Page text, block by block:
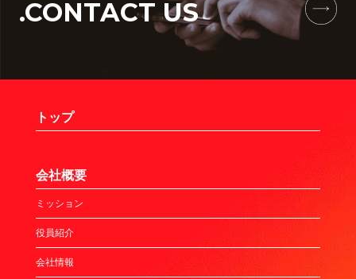
.CONTACT US
トップ
会社概要
ミッション
役員紹介
会社情報